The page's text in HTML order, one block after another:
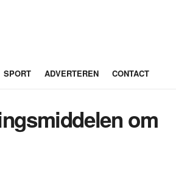
SPORT ADVERTEREN CONTACT
om